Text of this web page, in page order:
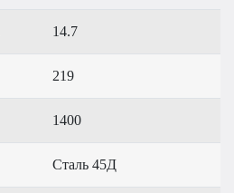
14.7
219
1400
Сталь 45Д